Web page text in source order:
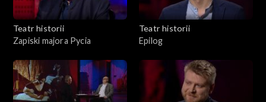
Teatr historii
Zapiski majora Pycia
Teatr historii
Epilog